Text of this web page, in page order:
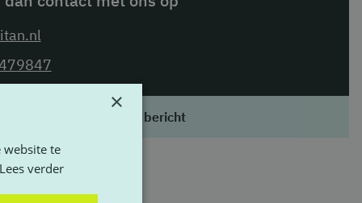
Stuur ons een WhatsApp bericht
×
website te
Lees verder